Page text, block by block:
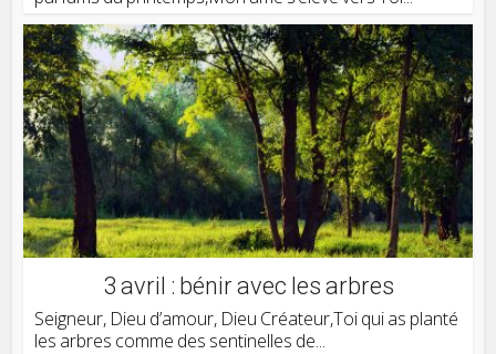
3 avril : bénir avec les arbres
Seigneur, Dieu d’amour, Dieu Créateur,Toi qui as planté
les arbres comme des sentinelles de...